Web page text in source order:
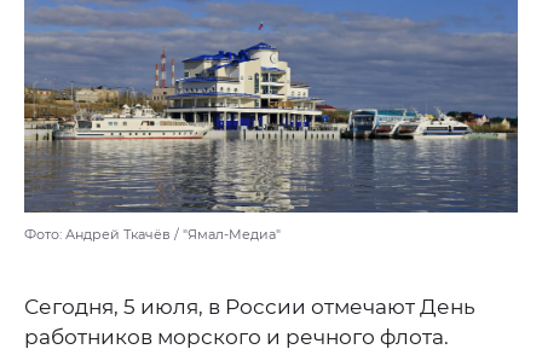
Фото: Андрей Ткачёв / "Ямал-Медиа"
Сегодня, 5 июля, в России отмечают День
работников морского и речного флота.